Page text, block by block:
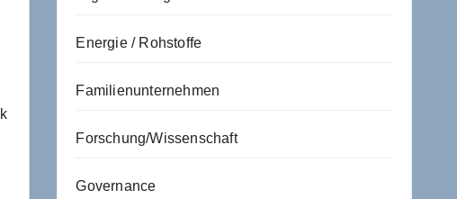
Energie / Rohstoffe
Familienunternehmen
Forschung/Wissenschaft
Governance